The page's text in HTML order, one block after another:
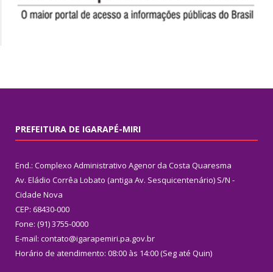
PREFEITURA DE IGARAPÉ-MIRI
End.: Complexo Administrativo Agenor da Costa Quaresma
Av. Eládio Corrêa Lobato (antiga Av. Sesquicentenário) S/N -
Cidade Nova
CEP: 68430-000
Fone: (91) 3755-0000
E-mail: contato@igarapemiri.pa.gov.br
Horário de atendimento: 08:00 às 14:00 (Seg até Quin)